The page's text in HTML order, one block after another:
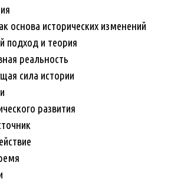
основа исторических изменений
подход и теория
реальность
сила истории
развития